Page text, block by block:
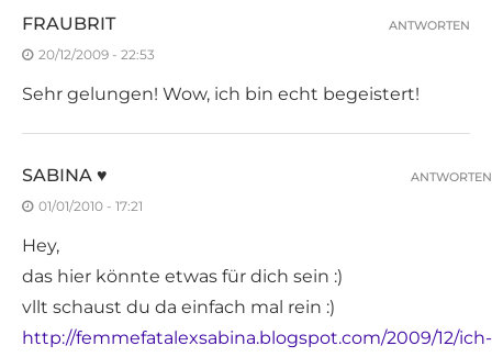
FRAUBRIT
20/12/2009 - 22:53
Sehr gelungen! Wow, ich bin echt begeistert!
ANTWORTEN
SABINA ♥
01/01/2010 - 17:21
Hey,
das hier könnte etwas für dich sein :)
vllt schaust du da einfach mal rein :)
http://femmefatalexsabina.blogspot.com/2009/12/ich-
ANTWORTEN